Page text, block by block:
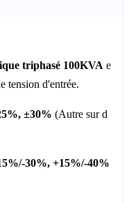
triphasé 100KVA e
tension d'entrée.
±30% (Autre sur d
30%, +15%/-40%